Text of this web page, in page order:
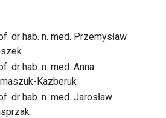
dr hab. n. med. Przemysław
dr hab. n. med. Anna
Kazberuk
dr hab. n. med. Jarosław